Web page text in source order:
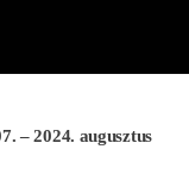
– 2024. augusztus